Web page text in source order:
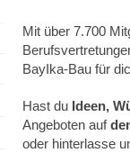
Mit über 7.700
BayIka-Bau für
Hast du Ideen,
Angeboten auf
oder hinterlasse